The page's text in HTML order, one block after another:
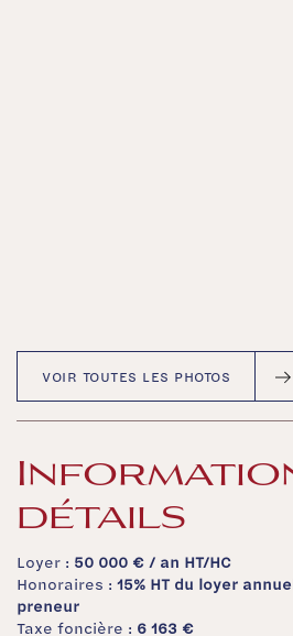
VOIR TOUTES LES PHOTOS
détails
Loyer : 50 000 € / an HT/HC
Honoraires : 15% HT du loyer
preneur
Taxe foncière : 6 163 €